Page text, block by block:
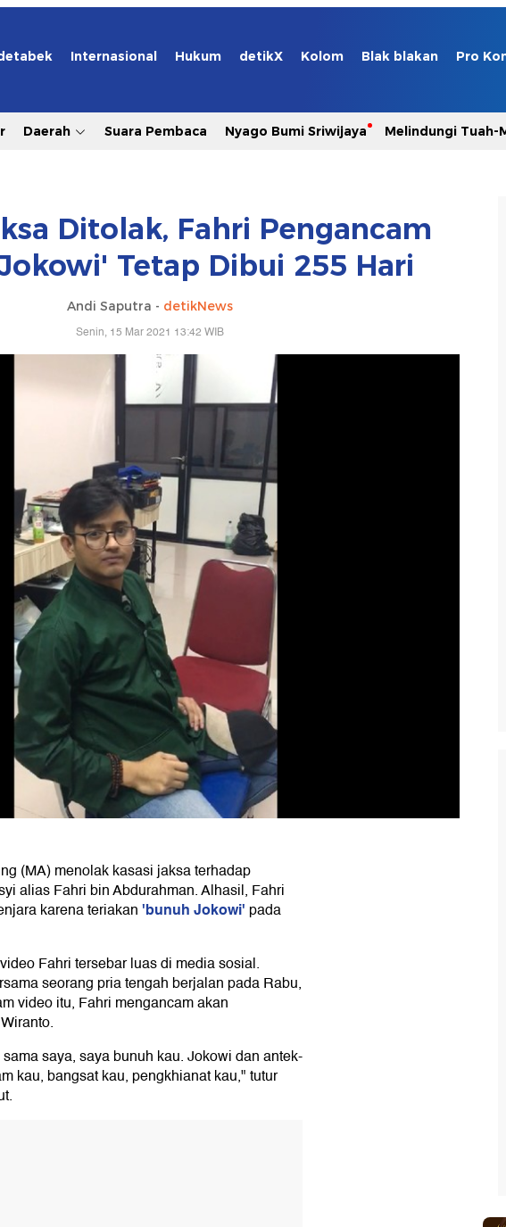
Internasional Hukum detikX Kolom Blak blakan Pro
Daerah Suara Pembaca Nyago Bumi Sriwijaya Melindungi Tuah-
Ditolak, Fahri Pengancam
Tetap Dibui 255 Hari
Andi Saputra - detikNews
Senin, 15 Mar 2021 13:42 WIB
(MA) menolak kasasi jaksa terhadap
alias Fahri bin Abdurahman. Alhasil, Fahri
karena teriakan'bunuh Jokowi' pada
Fahri tersebar luas di media sosial.
seorang pria tengah berjalan pada Rabu,
video itu, Fahri mengancam akan
saya, saya bunuh kau. Jokowi dan antek-
kau, bangsat kau, pengkhianat kau," tutur